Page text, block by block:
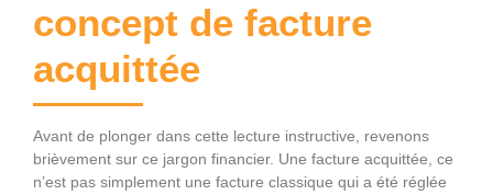
concept de facture
acquittée
Avant de plonger dans cette lecture instructive, revenons
brièvement sur ce jargon financier. Une facture acquittée, ce
n’est pas simplement une facture classique qui a été réglée